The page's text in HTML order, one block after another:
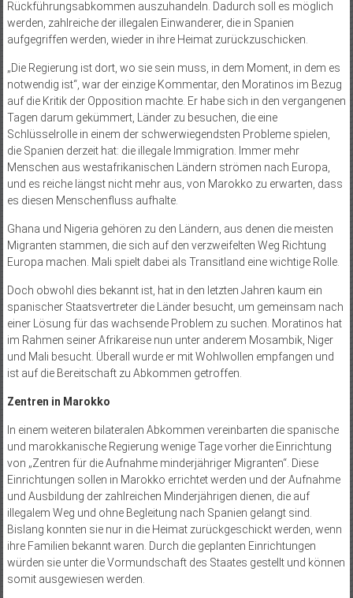
Rückführungsabkommen auszuhandeln. Dadurch soll es möglich
werden, zahlreiche der illegalen Einwanderer, die in Spanien
aufgegriffen werden, wieder in ihre Heimat zurückzuschicken.
„Die Regierung ist dort, wo sie sein muss, in dem Moment, in dem es
notwendig ist“, war der einzige Kommentar, den Moratinos im Bezug
auf die Kritik der Opposition machte. Er habe sich in den vergangenen
Tagen darum gekümmert, Länder zu besuchen, die eine
Schlüsselrolle in einem der schwerwiegendsten Probleme spielen,
die Spanien derzeit hat: die illegale Immigration. Immer mehr
Menschen aus westafrikanischen Ländern strömen nach Europa,
und es reiche längst nicht mehr aus, von Marokko zu erwarten, dass
es diesen Menschenfluss aufhalte.
Ghana und Nigeria gehören zu den Ländern, aus denen die meisten
Migranten stammen, die sich auf den verzweifelten Weg Richtung
Europa machen. Mali spielt dabei als Transitland eine wichtige Rolle.
Doch obwohl dies bekannt ist, hat in den letzten Jahren kaum ein
spanischer Staatsvertreter die Länder besucht, um gemeinsam nach
einer Lösung für das wachsende Problem zu suchen. Moratinos hat
im Rahmen seiner Afrikareise nun unter anderem Mosambik, Niger
und Mali besucht. Überall wurde er mit Wohlwollen empfangen und
ist auf die Bereitschaft zu Abkommen getroffen.
Zentren in Marokko
In einem weiteren bilateralen Abkommen vereinbarten die spanische
und marokkanische Regierung wenige Tage vorher die Einrichtung
von „Zentren für die Aufnahme minderjähriger Migranten“. Diese
Einrichtungen sollen in Marokko errichtet werden und der Aufnahme
und Ausbildung der zahlreichen Minderjährigen dienen, die auf
illegalem Weg und ohne Begleitung nach Spanien gelangt sind.
Bislang konnten sie nur in die Heimat zurückgeschickt werden, wenn
ihre Familien bekannt waren. Durch die geplanten Einrichtungen
würden sie unter die Vormundschaft des Staates gestellt und können
somit ausgewiesen werden.